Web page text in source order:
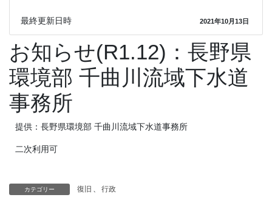
最終更新日時 2021年10月13日
お知らせ(R1.12)：長野県
環境部 千曲川流域下水道
事務所
提供：長野県環境部 千曲川流域下水道事務所
二次利用可
カテゴリー 復旧 行政